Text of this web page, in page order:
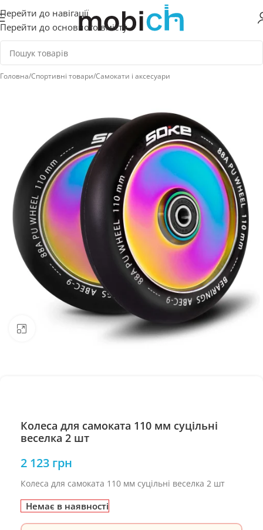
Перейти до навігації
Перейти до основного вмісту
Головна/Спортивні товари/Самокати і аксесуари
Натисніть, щоб збільшити
Колеса для самоката 110 мм суцільні
веселка 2 шт
2 123 грн
Колеса для самоката 110 мм суцільні веселка 2 шт
Немає в наявності